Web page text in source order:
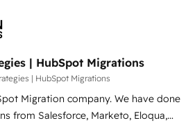
(Crown Commercial Service) framework,
accredited by HubSpot and vetted by
we can support public sector
the other ones listed in our profile. Our
| HubSpot Migrations
| HubSpot Migrations
company. We have done
from Salesforce, Marketo, Eloqua,